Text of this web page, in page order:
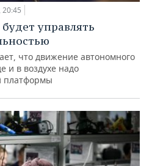
управлять
что движение автономного
и в воздухе надо
платформы